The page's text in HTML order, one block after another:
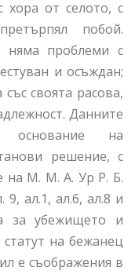
от селото, с
побой.
няма проблеми с
и осъждан;
своята расова,
Данните
на
решение, с
на М. М. А. Ур Р. Б.
ал.1, ал.6, ал.8 и
за убежището и
на бежанец
е съображения в